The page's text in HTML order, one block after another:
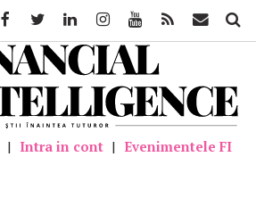
| Intra in cont | Evenimentele FI
Twitter LinkedinInstagramYoutube Feed Mail